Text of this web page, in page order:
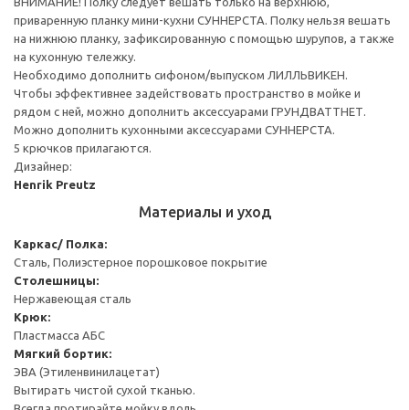
приваренную планку мини-кухни СУННЕРСТА. Полку нельзя вешать
на нижнюю планку, зафиксированную с помощью шурупов, а также
на кухонную тележку.
Необходимо дополнить сифоном/выпуском ЛИЛЛЬВИКЕН.
Чтобы эффективнее задействовать пространство в мойке и
рядом с ней, можно дополнить аксессуарами ГРУНДВАТТНЕТ.
Можно дополнить кухонными аксессуарами СУННЕРСТА.
5 крючков прилагаются.
Дизайнер:
Henrik Preutz
Материалы и уход
Каркас/ Полка:
Сталь, Полиэстерное порошковое покрытие
Столешницы:
Нержавеющая сталь
Крюк:
Пластмасса АБС
Мягкий бортик:
ЭВА (Этиленвинилацетат)
Вытирать чистой сухой тканью.